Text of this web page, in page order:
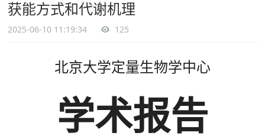
获能方式和代谢机理
2025-06-10 11:19:34 125
北京大学定量生物学中心
学术报告